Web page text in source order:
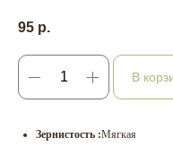
95 р.
В
Зернистость :Мягкая